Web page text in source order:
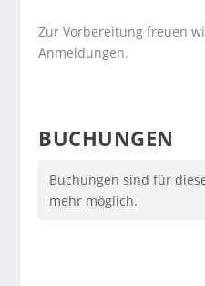
Zur Vorbereitung freuen
Anmeldungen.
BUCHUNGEN
Buchungen sind für
mehr möglich.